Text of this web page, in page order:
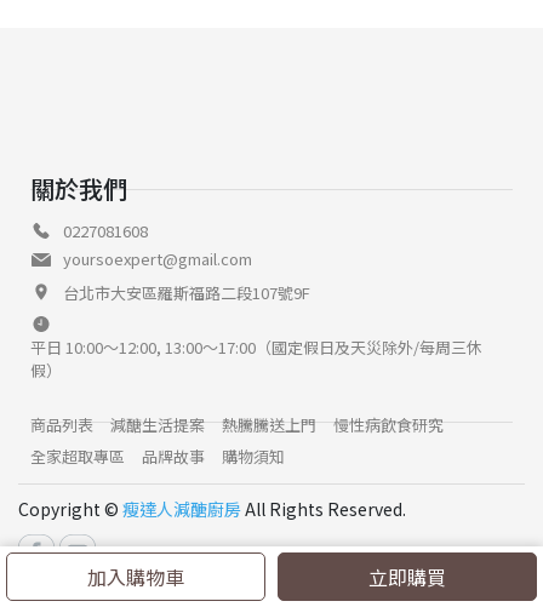
加入購物車 立即購買
關於我們
0227081608
yoursoexpert@gmail.com
台北市大安區羅斯福路二段107號9F
平日 10:00～12:00, 13:00～17:00（國定假日及天災除外/每周三休
假）
商品列表 減醣生活提案 熱騰騰送上門
慢性病飲食研究
全家超取專區
品牌故事 購物須知
Copyright © 瘦達人減醣廚房All Rights Reserved.